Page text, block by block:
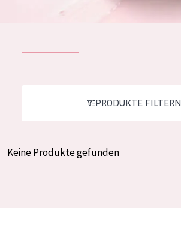
ALLE PRODUKTE
Spanish
PRODUKTE FILTERN
Keine Produkte gefunden